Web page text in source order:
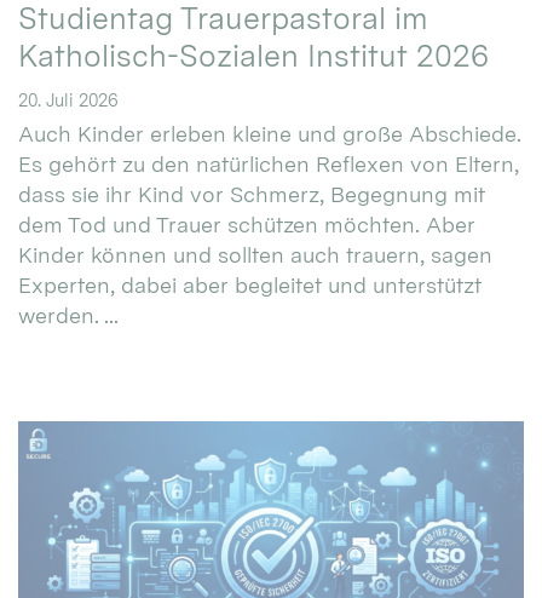
Studientag Trauerpastoral im
Katholisch-Sozialen Institut 2026
20. Juli 2026
Auch Kinder erleben kleine und große Abschiede.
Es gehört zu den natürlichen Reflexen von Eltern,
dass sie ihr Kind vor Schmerz, Begegnung mit
dem Tod und Trauer schützen möchten. Aber
Kinder können und sollten auch trauern, sagen
Experten, dabei aber begleitet und unterstützt
werden. ...